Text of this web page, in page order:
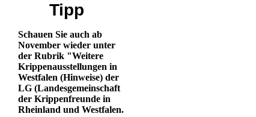
Tipp
Schauen Sie auch ab
November wieder unter
der Rubrik "Weitere
Krippenausstellungen in
Westfalen (Hinweise) der
LG (Landesgemeinschaft
der Krippenfreunde in
Rheinland und Westfalen.